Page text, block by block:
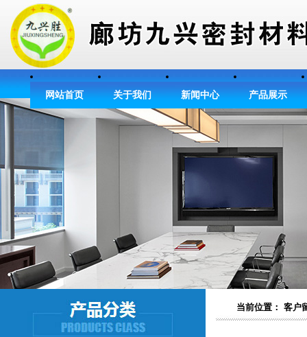
网站首页 关于我们 新闻中心 产品展示
当前位置： 客户